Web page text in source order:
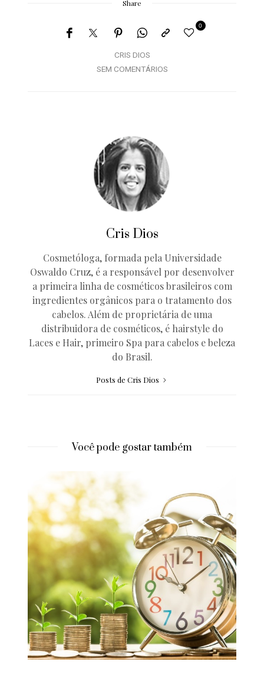
Share
CRIS DIOS
0
SEM COMENTÁRIOS
Cris Dios
Cosmetóloga, formada pela Universidade
Oswaldo Cruz, é a responsável por desenvolver
a primeira linha de cosméticos brasileiros com
ingredientes orgânicos para o tratamento dos
cabelos. Além de proprietária de uma
distribuidora de cosméticos, é hairstyle do
Laces e Hair, primeiro Spa para cabelos e beleza
do Brasil.
Posts de Cris Dios
Você pode gostar também